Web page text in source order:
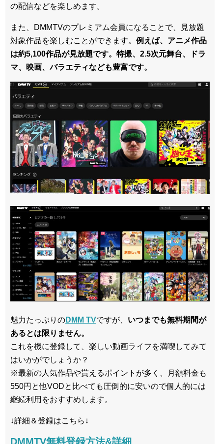
の配信などを楽しめます。
また、DMMTVのプレミアム会員になることで、見放題
対象作品を楽しむことができます。 例えば、アニメ作品
は約5,100作品が見放題です。特撮、2.5次元舞台、ドラ
マ、映画、バラエティなども豊富です。
魅力たっぷりのDMM TVですが、 いつまでも無料期間が
あるとは限りません。
これを機に登録して、楽しい動画ライフを満喫してみて
はいかがでしょうか？
※最新の人気作品や貰えるポイントが多く、月額料金も
550円と他VODと比べても圧倒的に安いので個人的には
継続利用をおすすめします。
↓詳細＆登録はこちら↓
DMMTV無料登録方法&詳細